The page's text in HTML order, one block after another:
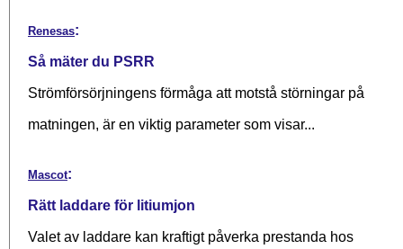
Renesas:
Så mäter du PSRR
Strömförsörjningens förmåga att motstå störningar på
matningen, är en viktig parameter som visar...
Mascot:
Rätt laddare för litiumjon
Valet av laddare kan kraftigt påverka prestanda hos